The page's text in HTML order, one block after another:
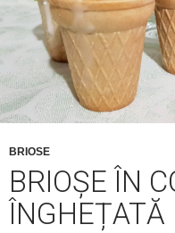
BRIOSE
BRIOȘE ÎN
ÎNGHEȚATĂ